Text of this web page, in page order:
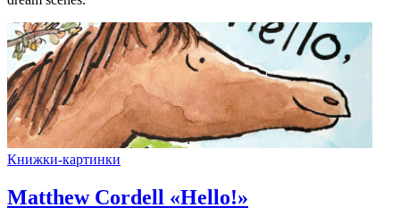
Книжки-картинки
Matthew Cordell «Hello!»